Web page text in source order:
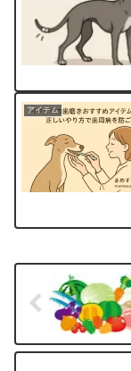
アイテム